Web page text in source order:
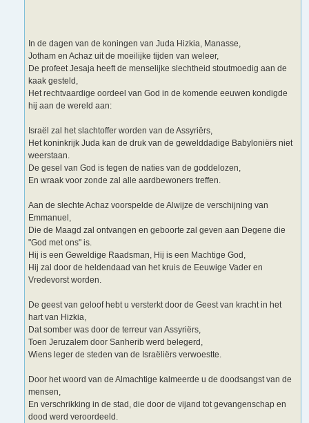
In de dagen van de koningen van Juda Hizkia, Manasse,
Jotham en Achaz uit de moeilijke tijden van weleer,
De profeet Jesaja heeft de menselijke slechtheid stoutmoedig aan de
kaak gesteld,
Het rechtvaardige oordeel van God in de komende eeuwen kondigde
hij aan de wereld aan:
Israël zal het slachtoffer worden van de Assyriërs,
Het koninkrijk Juda kan de druk van de gewelddadige Babyloniërs niet
weerstaan.
De gesel van God is tegen de naties van de goddelozen,
En wraak voor zonde zal alle aardbewoners treffen.
Aan de slechte Achaz voorspelde de Alwijze de verschijning van
Emmanuel,
Die de Maagd zal ontvangen en geboorte zal geven aan Degene die
"God met ons" is.
Hij is een Geweldige Raadsman, Hij is een Machtige God,
Hij zal door de heldendaad van het kruis de Eeuwige Vader en
Vredevorst worden.
De geest van geloof hebt u versterkt door de Geest van kracht in het
hart van Hizkia,
Dat somber was door de terreur van Assyriërs,
Toen Jeruzalem door Sanherib werd belegerd,
Wiens leger de steden van de Israëliërs verwoestte.
Door het woord van de Almachtige kalmeerde u de doodsangst van de
mensen,
En verschrikking in de stad, die door de vijand tot gevangenschap en
dood werd veroordeeld.